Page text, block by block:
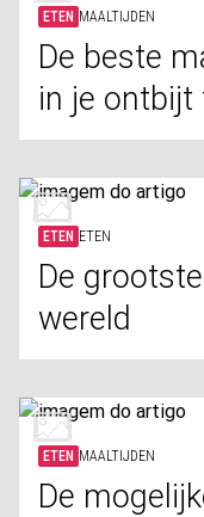
ETEN MAALTIJDEN
De beste
in je ontbijt
ETEN ETEN
De
wereld
ETEN MAALTIJDEN
De